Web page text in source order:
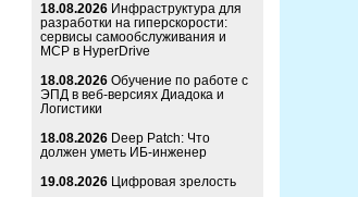
18.08.2026 Инфраструктура для
разработки на гиперскорости:
сервисы самообслуживания и
MCP в HyperDrive
18.08.2026 Обучение по работе с
ЭПД в веб-версиях Диадока и
Логистики
18.08.2026 Deep Patch: Что
должен уметь ИБ-инженер
19.08.2026 Цифровая зрелость